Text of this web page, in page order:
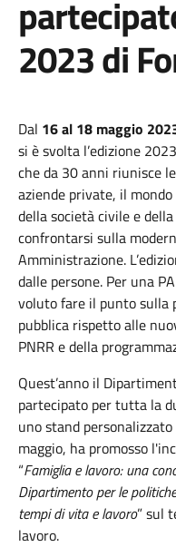
2023 di
Dal 16 al 18 maggio
si è svolta l’edizione
che da 30 anni riunisce
aziende private, il
della società civile e
confrontarsi sulla
Amministrazione.
dalle persone. Per una
voluto fare il punto sulla
pubblica rispetto alle
PNRR e della
Quest’anno il
partecipato per tutta la
uno stand
maggio, ha promosso
“Famiglia e lavoro: una
Dipartimento per le
tempi di vita e lavoro” sul
lavoro.